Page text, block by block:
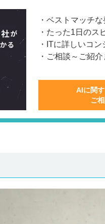
・ベストマッチ
・たった1日のス
・ITに詳しいコ
・ご相談～ご紹
AIに関
ご